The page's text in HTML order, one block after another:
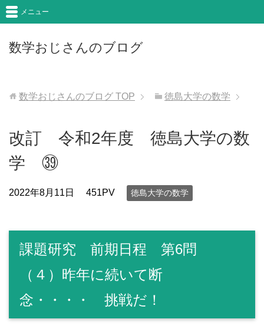
数学おじさんのブログ
メニュー
数学おじさんのブログ TOP 徳島大学の数学
改訂 令和2年度 徳島大学の数
学 ㊴
2022年8月11日 451PV 徳島大学の数学
課題研究 前期日程 第6問
（４）昨年に続いて断
念・・・・ 挑戦だ！